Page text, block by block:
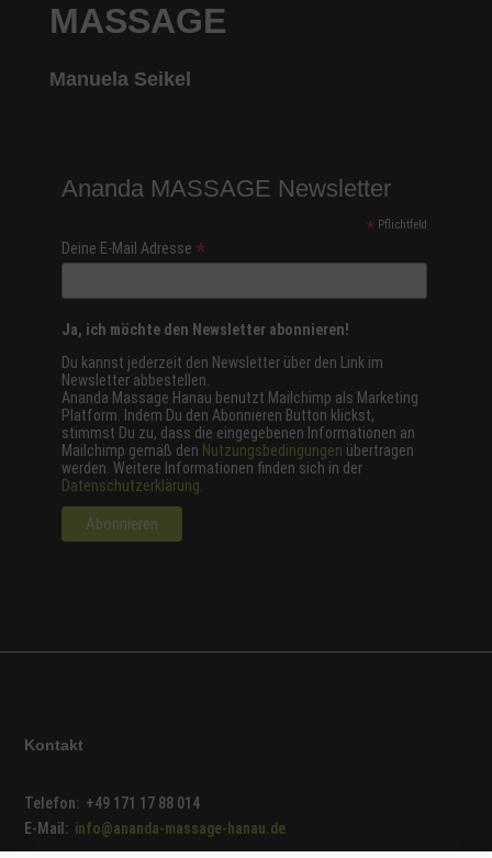
MASSAGE
Manuela Seikel
Ananda MASSAGE Newsletter
* Pflichtfeld
Deine E-Mail Adresse *
Ja, ich möchte den Newsletter abonnieren!
Du kannst jederzeit den Newsletter über den Link im
Newsletter abbestellen.
Ananda Massage Hanau benutzt Mailchimp als Marketing
Platform. Indem Du den Abonnieren Button klickst,
stimmst Du zu, dass die eingegebenen Informationen an
Mailchimp gemäß den Nutzungsbedingungen übertragen
werden. Weitere Informationen finden sich in der
Datenschutzerklärung.
Kontakt
Telefon: +49 171 17 88 014
E-Mail: info@ananda-massage-hanau.de